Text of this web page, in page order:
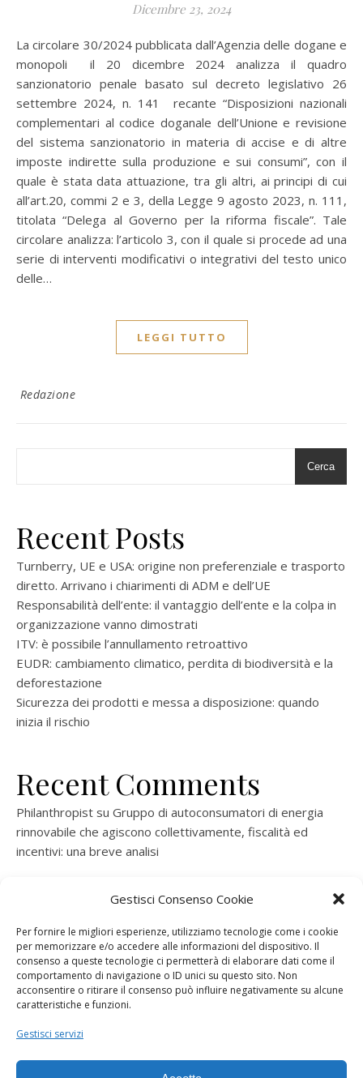
Gestisci Consenso Cookie
Per fornire le migliori esperienze, utilizziamo tecnologie come i cookie
per memorizzare e/o accedere alle informazioni del dispositivo. Il
consenso a queste tecnologie ci permetterà di elaborare dati come il
comportamento di navigazione o ID unici su questo sito. Non
acconsentire o ritirare il consenso può influire negativamente su alcune
caratteristiche e funzioni.
Gestisci servizi
Dicembre 23, 2024
La circolare 30/2024 pubblicata dall’Agenzia delle dogane e
monopoli il 20 dicembre 2024 analizza il quadro
sanzionatorio penale basato sul decreto legislativo 26
settembre 2024, n. 141 recante “Disposizioni nazionali
complementari al codice doganale dell’Unione e revisione
del sistema sanzionatorio in materia di accise e di altre
imposte indirette sulla produzione e sui consumi”, con il
quale è stata data attuazione, tra gli altri, ai principi di cui
all’art.20, commi 2 e 3, della Legge 9 agosto 2023, n. 111,
titolata “Delega al Governo per la riforma fiscale”. Tale
circolare analizza: l’articolo 3, con il quale si procede ad una
serie di interventi modificativi o integrativi del testo unico
delle…
LEGGI TUTTO
Redazione
Cerca
Recent Posts
Turnberry, UE e USA: origine non preferenziale e trasporto
diretto. Arrivano i chiarimenti di ADM e dell’UE
Responsabilità dell’ente: il vantaggio dell’ente e la colpa in
organizzazione vanno dimostrati
ITV: è possibile l’annullamento retroattivo
EUDR: cambiamento climatico, perdita di biodiversità e la
deforestazione
Sicurezza dei prodotti e messa a disposizione: quando
inizia il rischio
Recent Comments
Philanthropist su Gruppo di autoconsumatori di energia
rinnovabile che agiscono collettivamente, fiscalità ed
incentivi: una breve analisi
rinnovabile che agiscono collettivamente, fiscalità ed
ramatogelsuGruppo di autoconsumatori di energia
rinnovabile che agiscono collettivamente, fiscalità ed
incentivi: una breve analisi
consorzio per la produzione di energia elettrica